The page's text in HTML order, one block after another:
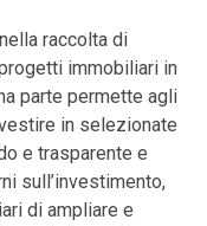
raccolta di
immobiliari in
parte permette agli
in selezionate
e trasparente e
sull’investimento,
di ampliare e